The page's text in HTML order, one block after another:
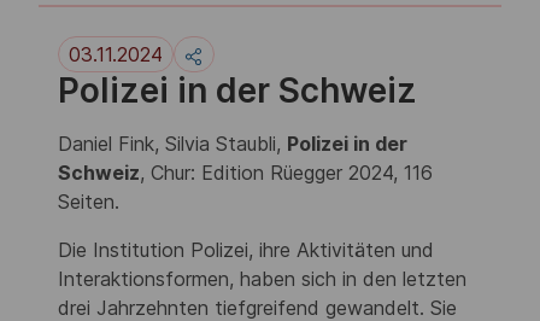
03.11.2024
Polizei in der Schweiz
Daniel Fink, Silvia Staubli, Polizei in der
Schweiz, Chur: Edition Rüegger 2024, 116
Seiten.
Die Institution Polizei, ihre Aktivitäten und
Interaktionsformen, haben sich in den letzten
drei Jahrzehnten tiefgreifend gewandelt. Sie